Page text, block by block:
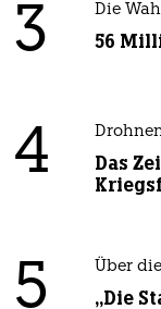
3 Die
56
4
Das
5 Über
„Die